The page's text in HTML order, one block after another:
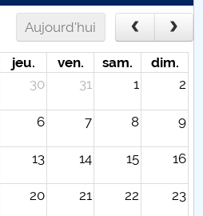
Aujourd'hui
jeu. ven. sam.
dim.
30 31 1 2
6 7 8 9
13 14 15 16
20 21 22 23